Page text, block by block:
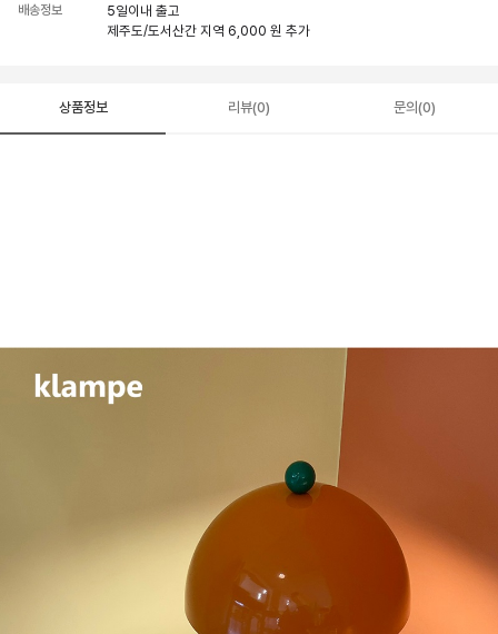
배송정보 5일이내 출고
제주도/도서산간 지역 6,000 원 추가
상품정보 리뷰(0) 문의(0)